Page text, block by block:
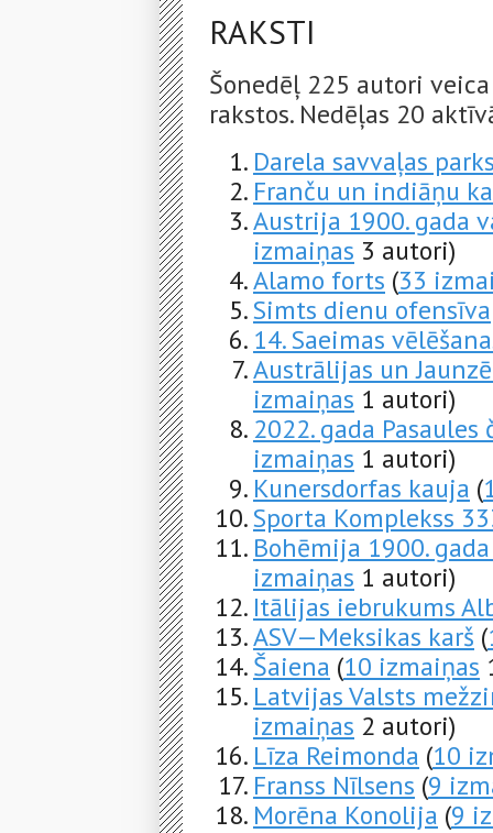
RAKSTI
Šonedēļ 225 autori
rakstos. Nedēļas 20
Darela savvaļas
Franču un indiāņu
Austrija 1900. gada
izmaiņas 3 autori)
Alamo forts (33
Simts dienu ofensīva
14. Saeimas
Austrālijas un
izmaiņas 1 autori)
2022. gada
izmaiņas 1 autori)
Kunersdorfas kauja (
Sporta Komplekss
Bohēmija 1900.
izmaiņas 1 autori)
Itālijas iebrukums
ASV—Meksikas karš (
Šaiena (10 izmaiņas
Latvijas Valsts
izmaiņas 2 autori)
Līza Reimonda (10
Franss Nīlsens (9
Morēna Konolija (9